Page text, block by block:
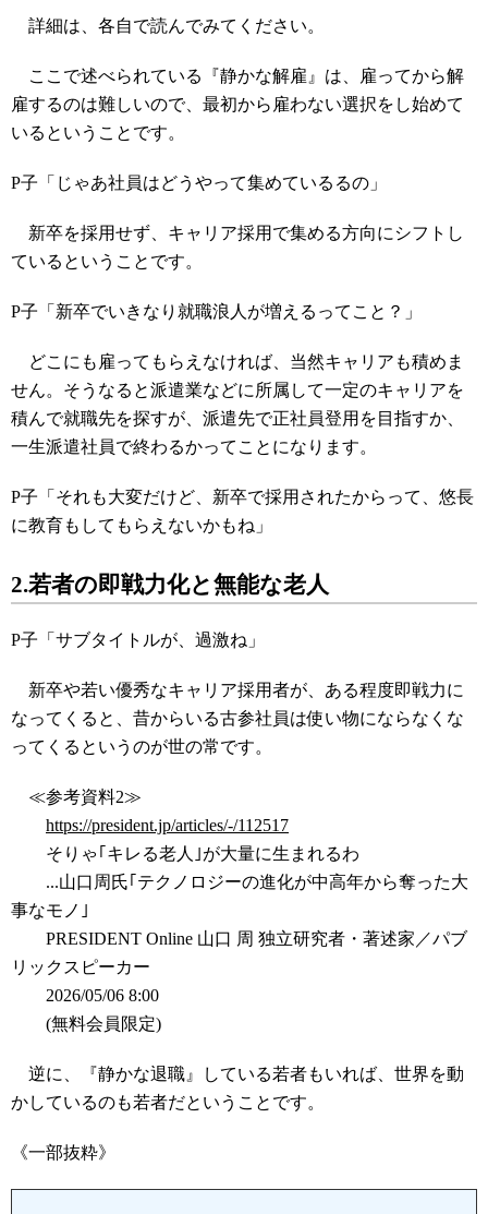
詳細は、各自で読んでみてください。
ここで述べられている『静かな解雇』は、雇ってから解
雇するのは難しいので、最初から雇わない選択をし始めて
いるということです。
P子「じゃあ社員はどうやって集めているるの」
新卒を採用せず、キャリア採用で集める方向にシフトし
ているということです。
P子「新卒でいきなり就職浪人が増えるってこと？」
どこにも雇ってもらえなければ、当然キャリアも積めま
せん。そうなると派遣業などに所属して一定のキャリアを
積んで就職先を探すが、派遣先で正社員登用を目指すか、
一生派遣社員で終わるかってことになります。
P子「それも大変だけど、新卒で採用されたからって、悠長
に教育もしてもらえないかもね」
2.若者の即戦力化と無能な老人
P子「サブタイトルが、過激ね」
新卒や若い優秀なキャリア採用者が、ある程度即戦力に
なってくると、昔からいる古参社員は使い物にならなくな
ってくるというのが世の常です。
≪参考資料2≫
https://president.jp/articles/-/112517
そりゃ｢キレる老人｣が大量に生まれるわ
...山口周氏｢テクノロジーの進化が中高年から奪った大
事なモノ｣
PRESIDENT Online 山口 周 独立研究者・著述家／パブ
リックスピーカー
2026/05/06 8:00
(無料会員限定)
逆に、『静かな退職』している若者もいれば、世界を動
かしているのも若者だということです。
《一部抜粋》